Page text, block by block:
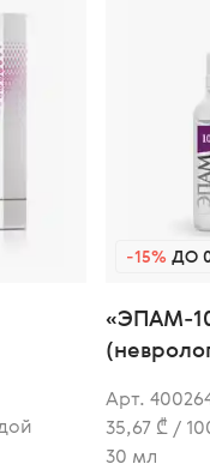
-15% ДО
«ЭПАМ-
Арт.
35,67 ₾ /
30 мл